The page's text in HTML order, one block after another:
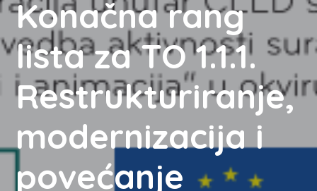
Konačna rang
lista za TO 1.1.1.
Restrukturiranje,
modernizacija i
povećanje